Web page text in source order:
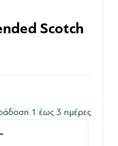
Scotch
1 έως 3 ημέρες